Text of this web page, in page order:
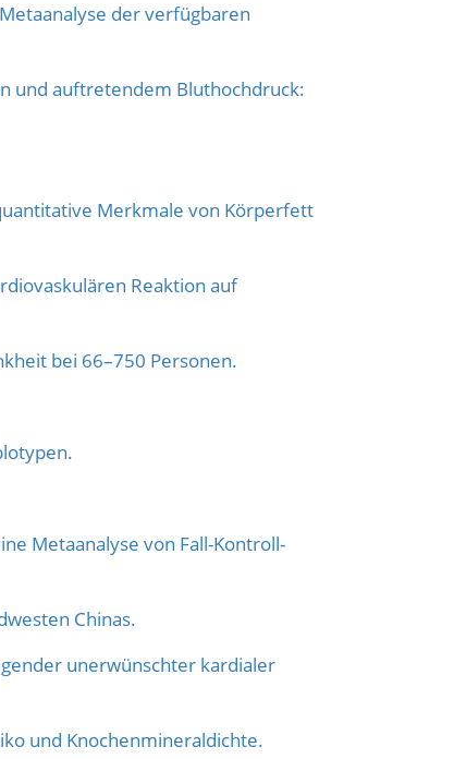
der verfügbaren
und auftretendem Bluthochdruck:
Merkmale von Körperfett
Reaktion auf
bei 66–750 Personen.
Metaanalyse von Fall-Kontroll-
Chinas.
unerwünschter kardialer
und Knochenmineraldichte.